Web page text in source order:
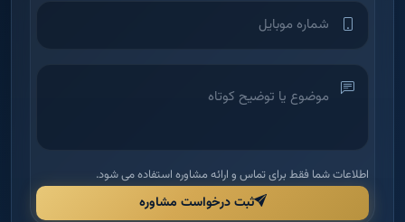
اطلاعات شما فقط برای تماس و ارائه مشاوره استفاده می شود.
ثبت درخواست مشاوره